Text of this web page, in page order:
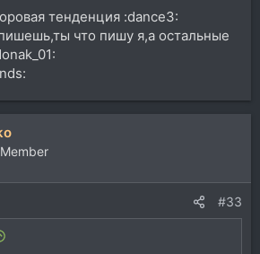
тенденция :dance3:
что пишу я,а остальные
#33